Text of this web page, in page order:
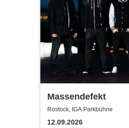
Massendefekt
Rostock, IGA Parkbühne
12.09.2026